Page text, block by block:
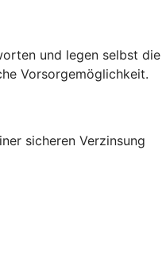
und legen selbst die
Vorsorgemöglichkeit.
sicheren Verzinsung